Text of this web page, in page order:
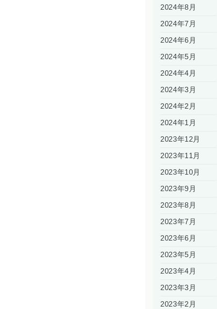
2024年8月
2024年7月
2024年6月
2024年5月
2024年4月
2024年3月
2024年2月
2024年1月
2023年12月
2023年11月
2023年10月
2023年9月
2023年8月
2023年7月
2023年6月
2023年5月
2023年4月
2023年3月
2023年2月